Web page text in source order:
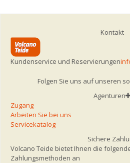
Kontakt
Kundenservice und Reservierungen
Folgen Sie uns auf unseren
Agenturen
Zugang
Arbeiten Sie bei uns
Servicekatalog
Sichere
Volcano Teide bietet Ihnen die
Zahlungsmethoden an